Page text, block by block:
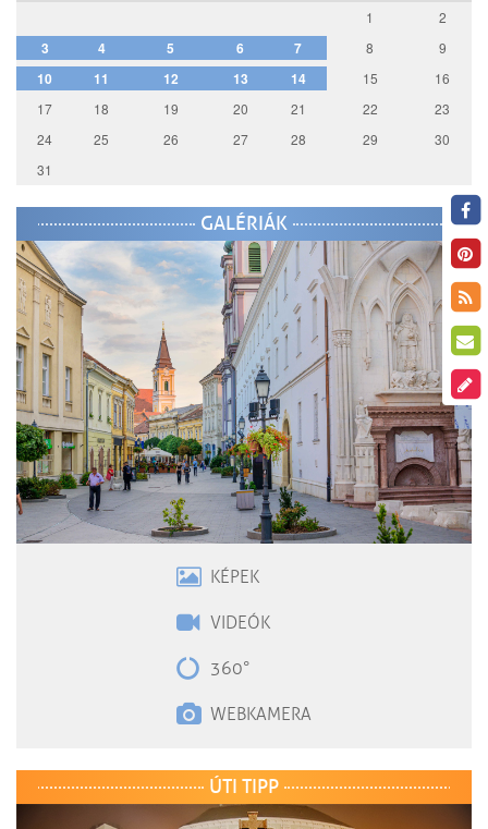
1 2
3 4 5 6 7 8 9
10 11 12 13 14 15
16
17
18 19 20 21 22
23
24
25 26 27 28 29
30
31
GALÉRIÁK
KÉPEK
VIDEÓK
360°
WEBKAMERA
ÚTI TIPP